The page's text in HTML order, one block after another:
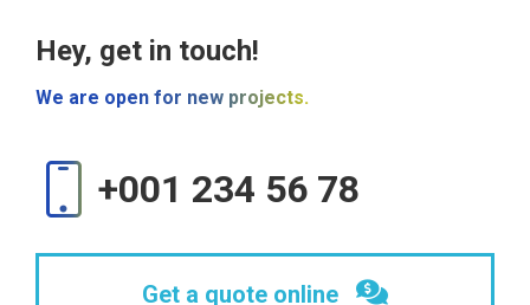
Hey, get in touch!
We are open for new projects.
+001 234 56 78
Get a quote online